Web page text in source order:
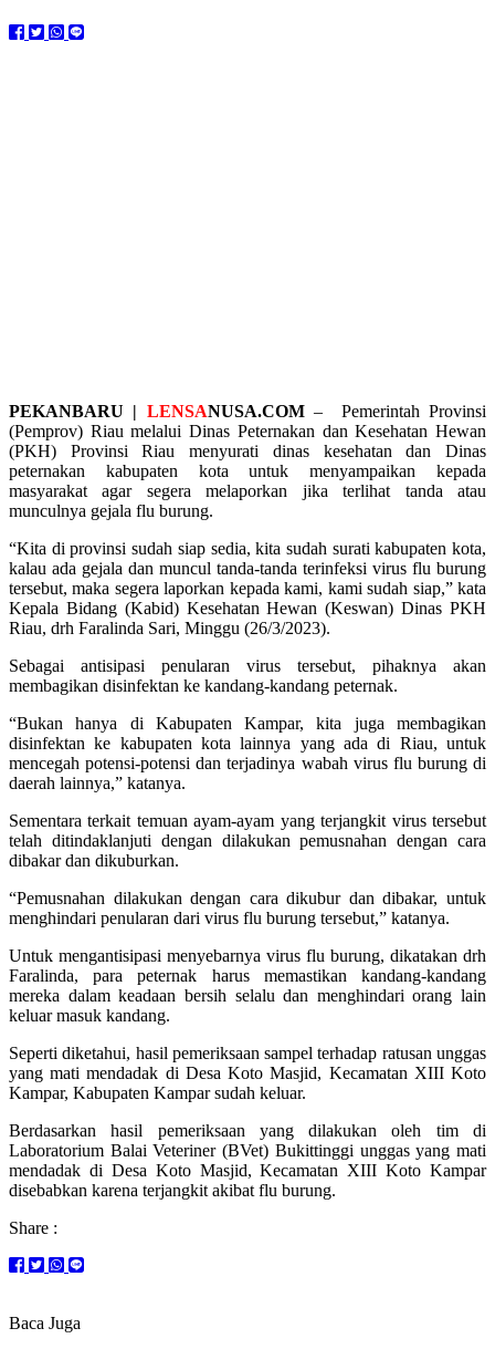
PEKANBARU | LENSANUSA.COM– Pemerintah Provinsi
(Pemprov) Riau melalui Dinas Peternakan dan Kesehatan Hewan
(PKH) Provinsi Riau menyurati dinas kesehatan dan Dinas
peternakan kabupaten kota untuk menyampaikan kepada
masyarakat agar segera melaporkan jika terlihat tanda atau
munculnya gejala flu burung.
“Kita di provinsi sudah siap sedia, kita sudah surati kabupaten kota,
kalau ada gejala dan muncul tanda-tanda terinfeksi virus flu burung
tersebut, maka segera laporkan kepada kami, kami sudah siap,” kata
Kepala Bidang (Kabid) Kesehatan Hewan (Keswan) Dinas PKH
Riau, drh Faralinda Sari, Minggu (26/3/2023).
Sebagai antisipasi penularan virus tersebut, pihaknya akan
membagikan disinfektan ke kandang-kandang peternak.
“Bukan hanya di Kabupaten Kampar, kita juga membagikan
disinfektan ke kabupaten kota lainnya yang ada di Riau, untuk
mencegah potensi-potensi dan terjadinya wabah virus flu burung di
daerah lainnya,” katanya.
Sementara terkait temuan ayam-ayam yang terjangkit virus tersebut
telah ditindaklanjuti dengan dilakukan pemusnahan dengan cara
dibakar dan dikuburkan.
“Pemusnahan dilakukan dengan cara dikubur dan dibakar, untuk
menghindari penularan dari virus flu burung tersebut,” katanya.
Untuk mengantisipasi menyebarnya virus flu burung, dikatakan drh
Faralinda, para peternak harus memastikan kandang-kandang
mereka dalam keadaan bersih selalu dan menghindari orang lain
keluar masuk kandang.
Seperti diketahui, hasil pemeriksaan sampel terhadap ratusan unggas
yang mati mendadak di Desa Koto Masjid, Kecamatan XIII Koto
Kampar, Kabupaten Kampar sudah keluar.
Berdasarkan hasil pemeriksaan yang dilakukan oleh tim di
Laboratorium Balai Veteriner (BVet) Bukittinggi unggas yang mati
mendadak di Desa Koto Masjid, Kecamatan XIII Koto Kampar
disebabkan karena terjangkit akibat flu burung.
Share :
Baca Juga